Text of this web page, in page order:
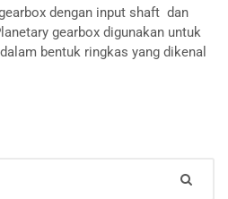
Gearbox
Rossi
Motoriduttori
dengan input shaft dan
gearbox digunakan untuk
bentuk ringkas yang dikenal